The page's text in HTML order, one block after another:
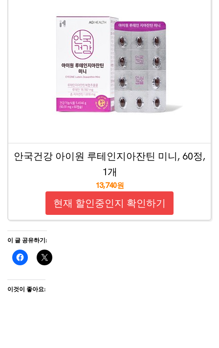
안국건강 아이원 루테인지아잔틴 미니, 60정,
1개
13,740원
현재 할인중인지 확인하기
이 글 공유하기:
이것이 좋아요: